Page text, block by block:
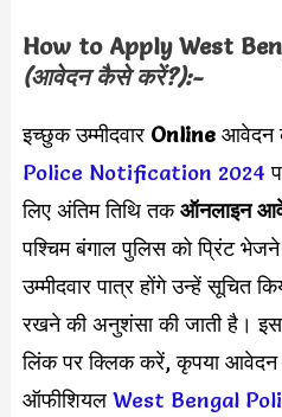
How to Apply West
(आवेदन कैसे करें?):-
इच्छुक उम्मीदवार Online आवेदन
Police Notification 2024
लिए अंतिम तिथि तकऑनलाइन
पश्चिम बंगाल पुलिस को प्रिंट
उम्मीदवार पात्र होंगे उन्हें सूचित
रखने की अनुशंसा की जाती है।
लिंक पर क्लिक करें, कृपया
ऑफीशियल West Bengal